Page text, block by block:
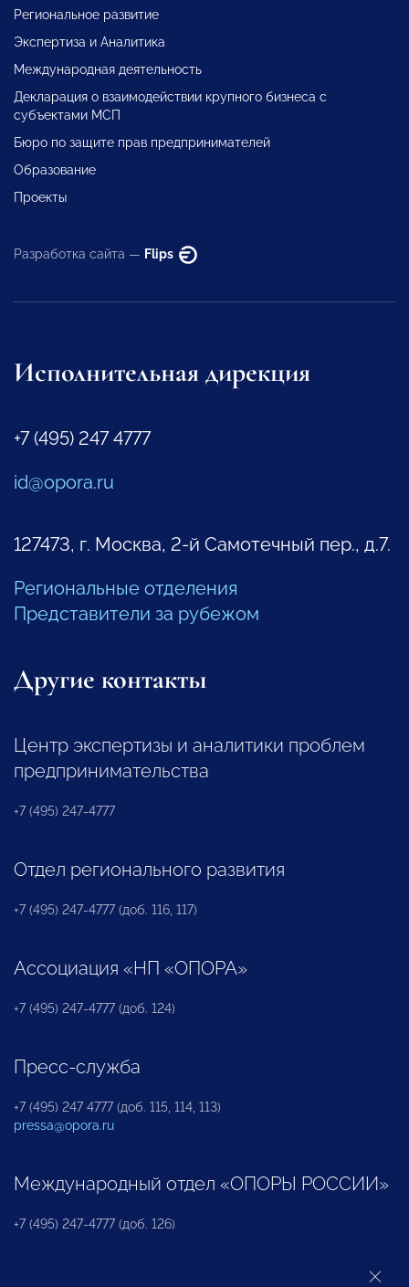
Региональное развитие
Экспертиза и Аналитика
Международная деятельность
Декларация о взаимодействии крупного бизнеса с
субъектами МСП
Бюро по защите прав предпринимателей
Образование
Проекты
Разработка сайта — Flips
Исполнительная дирекция
+7 (495) 247 4777
id@opora.ru
127473, г. Москва, 2-й Самотечный пер., д.7.
Региональные отделения
Представители за рубежом
Другие контакты
Центр экспертизы и аналитики проблем
предпринимательства
+7 (495) 247-4777
Отдел регионального развития
+7 (495) 247-4777 (доб. 116, 117)
Ассоциация «НП «ОПОРА»
+7 (495) 247-4777 (доб. 124)
Пресс-служба
+7 (495) 247 4777 (доб. 115, 114, 113)
pressa@opora.ru
Международный отдел «ОПОРЫ РОССИИ»
+7 (495) 247-4777 (доб. 126)